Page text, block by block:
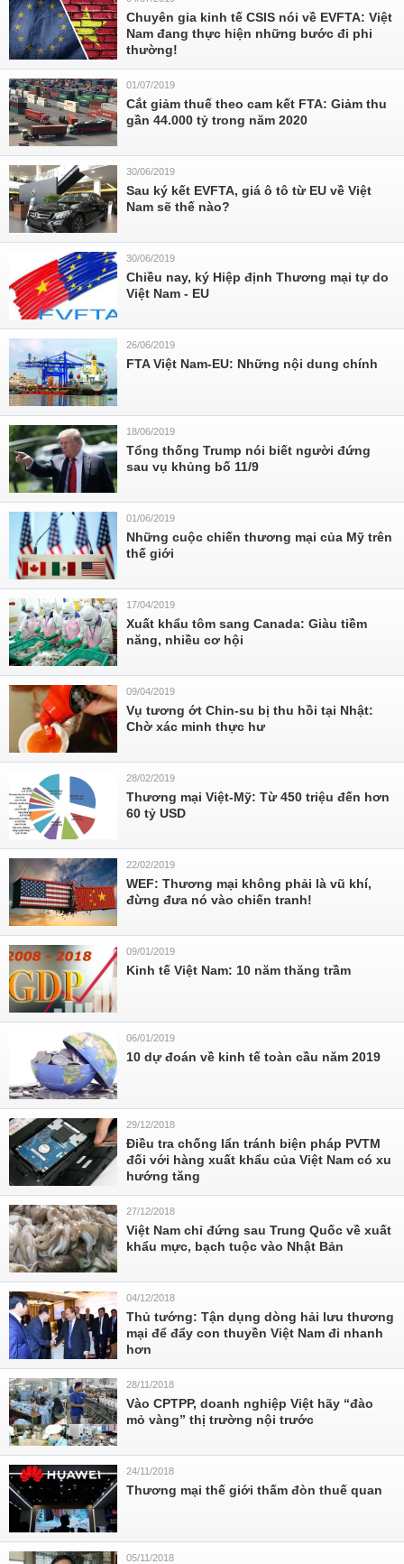
Chuyên gia kinh tế CSIS nói về EVFTA: Việt
Nam đang thực hiện những bước đi phi
thường!
01/07/2019
Cắt giảm thuế theo cam kết FTA: Giảm thu
gần 44.000 tỷ trong năm 2020
30/06/2019
Sau ký kết EVFTA, giá ô tô từ EU về Việt
Nam sẽ thế nào?
30/06/2019
Chiều nay, ký Hiệp định Thương mại tự do
Việt Nam - EU
26/06/2019
FTA Việt Nam-EU: Những nội dung chính
18/06/2019
Tổng thống Trump nói biết người đứng
sau vụ khủng bố 11/9
01/06/2019
Những cuộc chiến thương mại của Mỹ trên
thế giới
17/04/2019
Xuất khẩu tôm sang Canada: Giàu tiềm
năng, nhiều cơ hội
09/04/2019
Vụ tương ớt Chin-su bị thu hồi tại Nhật:
Chờ xác minh thực hư
28/02/2019
Thương mại Việt-Mỹ: Từ 450 triệu đến hơn
60 tỷ USD
22/02/2019
WEF: Thương mại không phải là vũ khí,
đừng đưa nó vào chiến tranh!
09/01/2019
Kinh tế Việt Nam: 10 năm thăng trầm
06/01/2019
10 dự đoán về kinh tế toàn cầu năm 2019
29/12/2018
Điều tra chống lẩn tránh biện pháp PVTM
đối với hàng xuất khẩu của Việt Nam có xu
hướng tăng
27/12/2018
Việt Nam chỉ đứng sau Trung Quốc về xuất
khẩu mực, bạch tuộc vào Nhật Bản
04/12/2018
Thủ tướng: Tận dụng dòng hải lưu thương
mại để đẩy con thuyền Việt Nam đi nhanh
hơn
28/11/2018
Vào CPTPP, doanh nghiệp Việt hãy “đào
mỏ vàng” thị trường nội trước
24/11/2018
Thương mại thế giới thấm đòn thuế quan
05/11/2018